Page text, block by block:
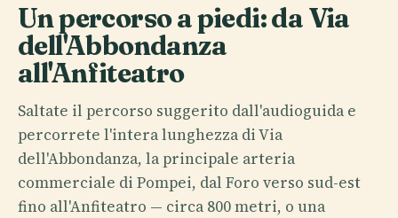
Un percorso a piedi: da Via
dell'Abbondanza
all'Anfiteatro
Saltate il percorso suggerito dall'audioguida e
percorrete l'intera lunghezza di Via
dell'Abbondanza, la principale arteria
commerciale di Pompei, dal Foro verso sud-est
fino all'Anfiteatro — circa 800 metri, o una